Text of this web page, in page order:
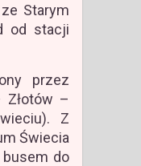
Starym
od stacji
przez
Złotów –
Z
Świecia
do